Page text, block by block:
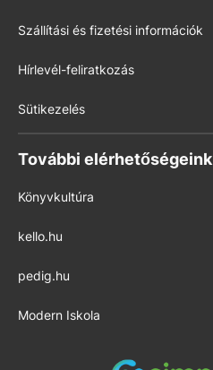
Szállítási és fizetési információk
Hírlevél-feliratkozás
Sütikezelés
További elérhetőségeink
Könyvkultúra
kello.hu
pedig.hu
Modern Iskola